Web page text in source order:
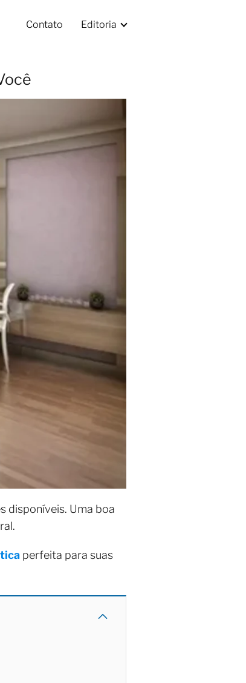
Contato Editoria
disponíveis. Uma boa
perfeita para suas